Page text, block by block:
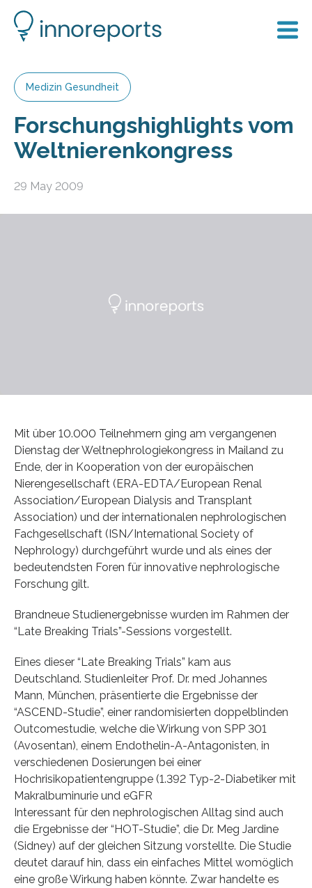
Medizin Gesundheit
Forschungshighlights vom
Weltnierenkongress
29 May 2009
Mit über 10.000 Teilnehmern ging am vergangenen
Dienstag der Weltnephrologiekongress in Mailand zu
Ende, der in Kooperation von der europäischen
Nierengesellschaft (ERA-EDTA/European Renal
Association/European Dialysis and Transplant
Association) und der internationalen nephrologischen
Fachgesellschaft (ISN/International Society of
Nephrology) durchgeführt wurde und als eines der
bedeutendsten Foren für innovative nephrologische
Forschung gilt.
Brandneue Studienergebnisse wurden im Rahmen der
“Late Breaking Trials”-Sessions vorgestellt.
Eines dieser “Late Breaking Trials” kam aus
Deutschland. Studienleiter Prof. Dr. med Johannes
Mann, München, präsentierte die Ergebnisse der
“ASCEND-Studie”, einer randomisierten doppelblinden
Outcomestudie, welche die Wirkung von SPP 301
(Avosentan), einem Endothelin-A-Antagonisten, in
verschiedenen Dosierungen bei einer
Hochrisikopatientengruppe (1.392 Typ-2-Diabetiker mit
Makralbuminurie und eGFR
Interessant für den nephrologischen Alltag sind auch
die Ergebnisse der “HOT-Studie”, die Dr. Meg Jardine
(Sidney) auf der gleichen Sitzung vorstellte. Die Studie
deutet darauf hin, dass ein einfaches Mittel womöglich
eine große Wirkung haben könnte. Zwar handelte es